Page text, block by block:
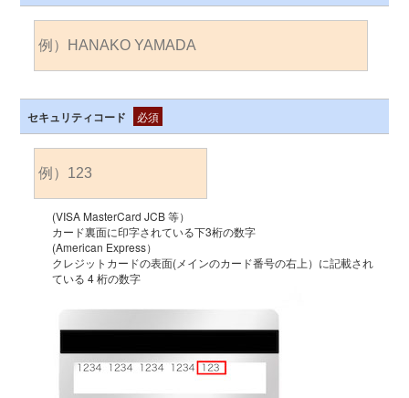
セキュリティコード 必須
(VISA MasterCard JCB 等）
カード裏面に印字されている下3桁の数字
(American Express）
クレジットカードの表面(メインのカード番号の右上）に記載され
ている 4 桁の数字